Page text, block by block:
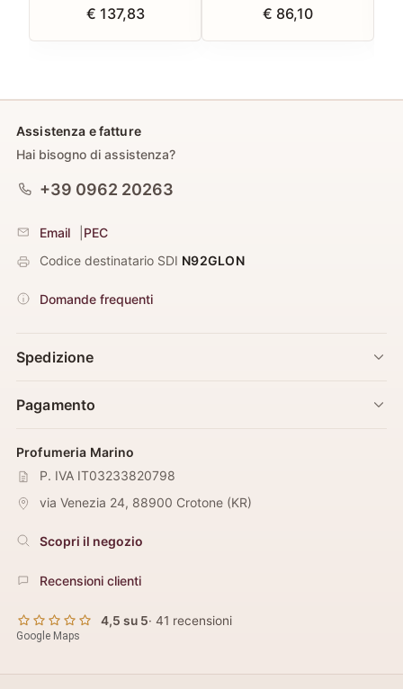
€ 137,83 € 86,10
Assistenza e fatture
Hai bisogno di assistenza?
+39 0962 20263
Email
PEC
Codice destinatario SDI N92GLON
Domande frequenti
Spedizione
Pagamento
Profumeria Marino
P. IVA IT03233820798
via Venezia 24, 88900 Crotone (KR)
Scopri il negozio
Recensioni clienti
4,5 su 5· 41 recensioni
Google Maps